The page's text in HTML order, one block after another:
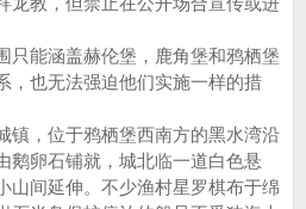
能涵盖赫伦堡，鹿角堡和鸦栖堡
，也无法强迫他们实施一样的措
，位于鸦栖堡西南方的黑水湾沿
鹅卵石铺就，城北临一道白色悬
山间延伸。不少渔村星罗棋布于绵